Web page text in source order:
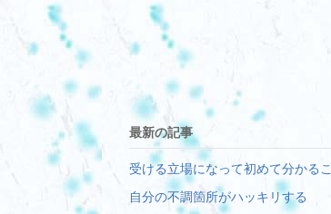
最新の記事
受ける立場になって初めて分かる
自分の不調箇所がハッキリする